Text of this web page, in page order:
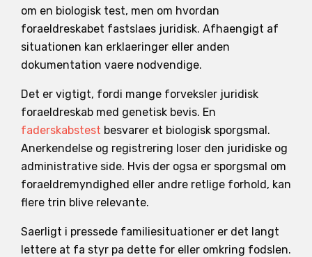
om en biologisk test, men om hvordan
foraeldreskabet fastslaes juridisk. Afhaengigt af
situationen kan erklaeringer eller anden
dokumentation vaere nodvendige.
Det er vigtigt, fordi mange forveksler juridisk
foraeldreskab med genetisk bevis. En
faderskabstest besvarer et biologisk sporgsmal.
Anerkendelse og registrering loser den juridiske og
administrative side. Hvis der ogsa er sporgsmal om
foraeldremyndighed eller andre retlige forhold, kan
flere trin blive relevante.
Saerligt i pressede familiesituationer er det langt
lettere at fa styr pa dette for eller omkring fodslen.